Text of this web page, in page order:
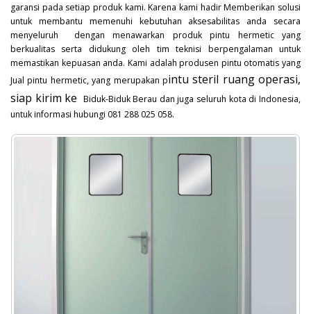
garansi pada setiap produk kami. Karena kami hadir Memberikan solusi
untuk membantu memenuhi kebutuhan aksesabilitas anda secara
menyeluruh dengan menawarkan produk pintu hermetic yang
berkualitas serta didukung oleh tim teknisi berpengalaman untuk
memastikan kepuasan anda. Kami adalah produsen pintu otomatis yang
Jual pintu hermetic, yang merupakan pintu steril ruang operasi,
siap kirim ke Biduk-Biduk Berau dan juga seluruh kota di Indonesia,
untuk informasi hubungi 081 288 025 058.